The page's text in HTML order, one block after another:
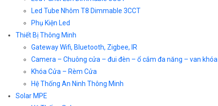
Led Tube Nhôm T8 Dimmable 3CCT
Phụ Kiện Led
Thiết Bị Thông Minh
Gateway Wifi, Bluetooth, Zigbee, IR
Camera – Chuông cửa – đui đèn – ổ cắm đa năng – van khóa
Khóa Cửa – Rèm Cửa
Hệ Thống An Ninh Thông Minh
Solar MPE